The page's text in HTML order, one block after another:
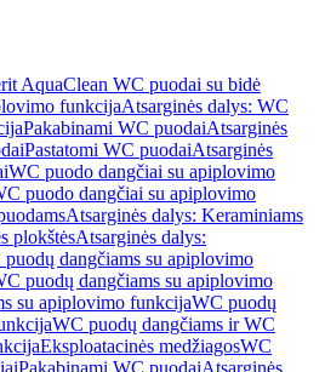
AquaClean WC puodai su bidė
funkcijaAtsarginės dalys: WC
Pakabinami WC puodaiAtsarginės
Pastatomi WC puodaiAtsarginės
WC puodo dangčiai su apiplovimo
puodo dangčiai su apiplovimo
Atsarginės dalys: Keraminiams
plokštėsAtsarginės dalys:
dangčiams su apiplovimo
puodų dangčiams su apiplovimo
su apiplovimo funkcijaWC puodų
WC puodų dangčiams ir WC
Eksploatacinės medžiagosWC
Pakabinami WC puodaiAtsarginės